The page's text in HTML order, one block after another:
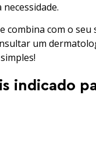
com o seu
um
indicado